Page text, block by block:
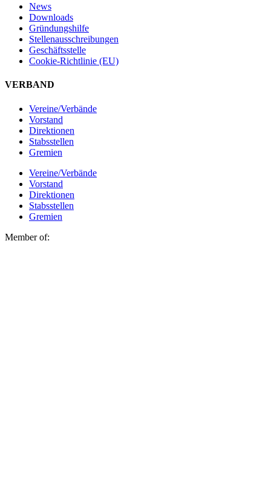
News
Downloads
Gründungshilfe
Stellen­ausschreibungen
Geschäftsstelle
Cookie-Richtlinie (EU)
VERBAND
Vereine/Verbände
Vorstand
Direktionen
Stabsstellen
Gremien
Vereine/Verbände
Vorstand
Direktionen
Stabsstellen
Gremien
Member of: